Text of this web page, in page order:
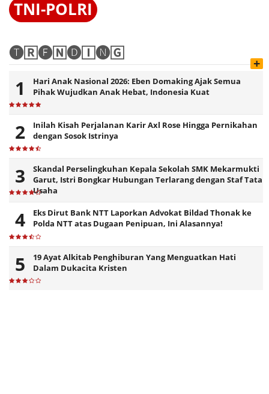
TNI-POLRI
🅣🅁🅔🄽🅓🄸🅝🄶
+
Hari Anak Nasional 2026: Eben Domaking Ajak Semua
Pihak Wujudkan Anak Hebat, Indonesia Kuat
Inilah Kisah Perjalanan Karir Axl Rose Hingga Pernikahan
dengan Sosok Istrinya
Skandal Perselingkuhan Kepala Sekolah SMK Mekarmukti
Garut, Istri Bongkar Hubungan Terlarang dengan Staf Tata
Usaha
Eks Dirut Bank NTT Laporkan Advokat Bildad Thonak ke
Polda NTT atas Dugaan Penipuan, Ini Alasannya!
19 Ayat Alkitab Penghiburan Yang Menguatkan Hati
Dalam Dukacita Kristen